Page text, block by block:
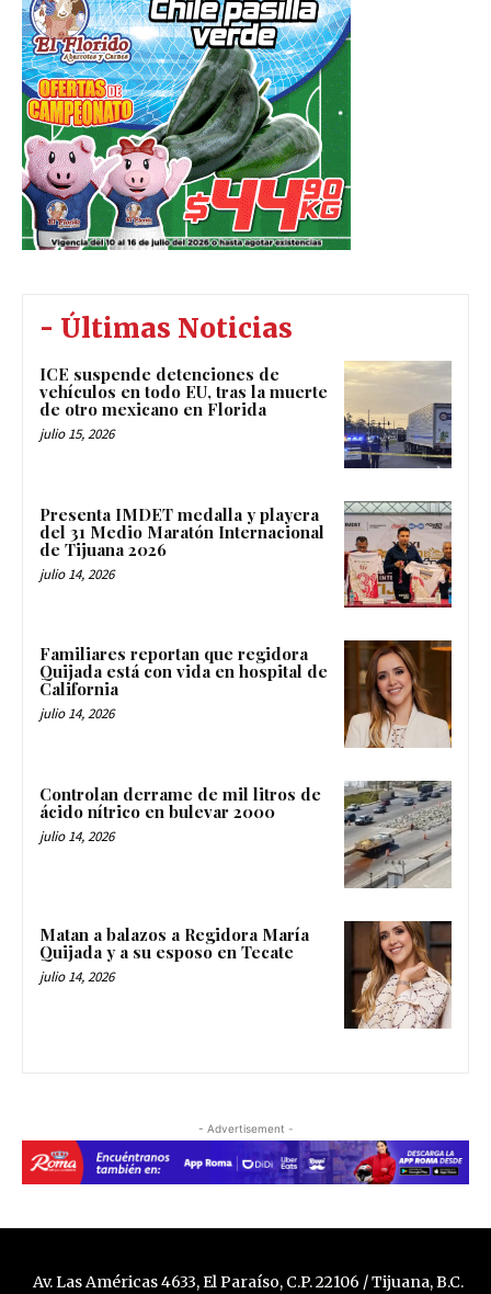
- Últimas Noticias
ICE suspende detenciones de
vehículos en todo EU, tras la muerte
de otro mexicano en Florida
julio 15, 2026
Presenta IMDET medalla y playera
del 31 Medio Maratón Internacional
de Tijuana 2026
julio 14, 2026
Familiares reportan que regidora
Quijada está con vida en hospital de
California
julio 14, 2026
Controlan derrame de mil litros de
ácido nítrico en bulevar 2000
julio 14, 2026
Matan a balazos a Regidora María
Quijada y a su esposo en Tecate
julio 14, 2026
- Advertisement -
Av. Las Américas 4633, El Paraíso, C.P. 22106 / Tijuana, B.C.